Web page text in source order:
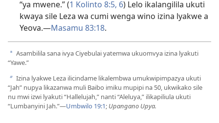
“ya mwene.” (1 Kolinto 8:5, 6) Lelo ikalangilila ukuti
kwaya sile Leza wa cumi wenga wino izina lyakwe a
Yeova.—Masamu 83:18.
a Asambilila sana ivya Ciyebulai yatemwa ukuomvya izina lyakuti
“Yawe.”
b Izina lyakwe Leza ilicindame likalembwa umukwipimpazya ukuti
“Jah” nupya likazanwa muli Baibo imiku mupipi na 50, ukwikako sile
nu mwi izwi lyakuti “Hallelujah,” nanti “Aleluya,” ilikapiliula ukuti
“Lumbanyini Jah.”—Umbwilo 19:1; Upangano Upya.